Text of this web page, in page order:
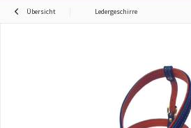
Übersicht Ledergeschirre